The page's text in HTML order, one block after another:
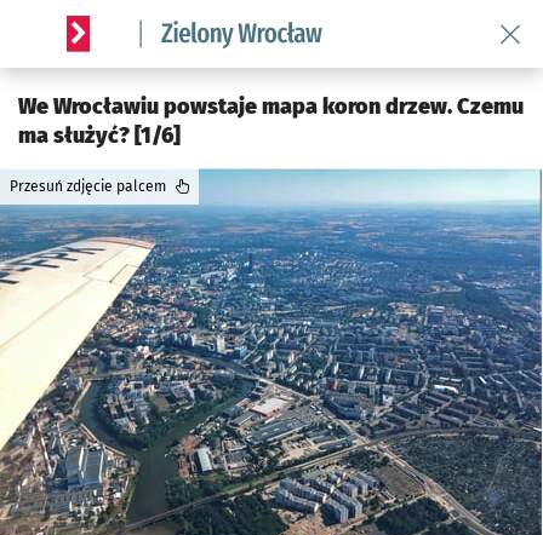
Serwis informacyjny wroclaw.pl podserwis: Środowisko we
We Wrocławiu powstaje mapa koron drzew. Czemu
ma służyć? [1/6]
Przesuń zdjęcie palcem